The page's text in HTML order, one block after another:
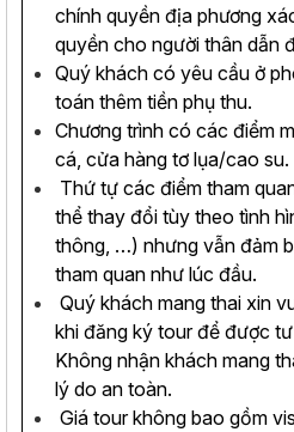
chính quyền địa phương
quyền cho người thân dẫn
Quý khách có yêu cầu ở
toán thêm tiền phụ thu.
Chương trình có các điểm
cá, cửa hàng tơ lụa/cao su.
Thứ tự các điểm tham
thể thay đổi tùy theo tình
thông, …) nhưng vẫn đảm
tham quan như lúc đầu.
Quý khách mang thai xin
khi đăng ký tour để được
Không nhận khách mang
lý do an toàn.
Giá tour không bao gồm